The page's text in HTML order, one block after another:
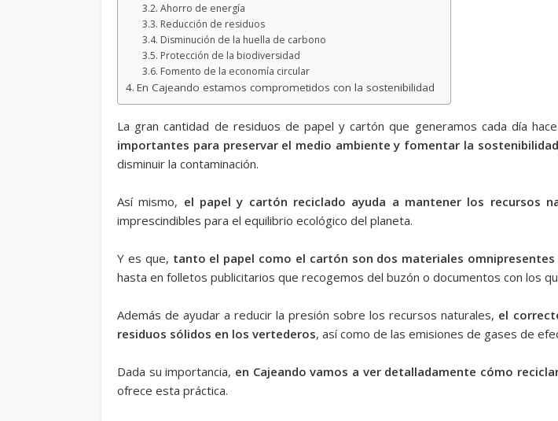
Ahorro de energía
Reducción de residuos
Disminución de la huella de carbono
Protección de la biodiversidad
Fomento de la economía circular
En Cajeando estamos comprometidos con la sostenibilidad
La gran cantidad de residuos de papel y cartón que generamos cada día
importantes para preservar el medio ambiente y fomentar la sostenibilidad
disminuir la contaminación.
Así mismo, el papel y cartón reciclado ayuda a mantener los recursos
imprescindibles para el equilibrio ecológico del planeta.
Y es que, tanto el papel como el cartón son dos materiales
hasta en folletos publicitarios que recogemos del buzón o documentos con los
Además de ayudar a reducir la presión sobre los recursos naturales, el
residuos sólidos en los vertederos, así como de las emisiones de gases de
Dada su importancia, en Cajeando vamos a ver detalladamente cómo
ofrece esta práctica.